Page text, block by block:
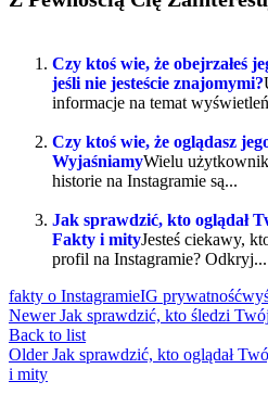
Czy ktoś wie, że obejrzałeś
jeśli nie jesteście znajomymi?
informacje na temat
Czy ktoś wie, że oglądasz
WyjaśniamyWielu
historie na Instagramie są...
Jak sprawdzić, kto oglądał
Fakty i mityJesteś ciekawy,
profil na Instagramie? Odkryj...
fakty o InstagramieIG prywatność
Newer Jak sprawdzić, kto śledzi
Back to list
Older Jak sprawdzić, kto oglądał
i mity